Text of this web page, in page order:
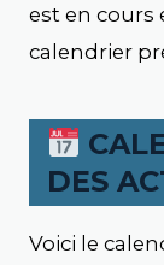
est en cours
calendrier
DES
Voici le